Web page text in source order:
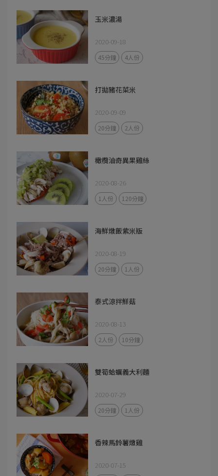
玉米濃湯
2020-09-18
45分鐘 4人份
打拋豬花菜米
2020-09-09
20分鐘 2人份
橄欖油奇異果雞絲
2020-08-26
1人份 120分鐘
海鮮燉飯紫米版
2020-08-19
20分鐘 1人份
泰式涼拌鮮菇
2020-08-13
2人份 10分鐘
雙筍蛤蠣義大利麵
2020-07-29
20分鐘 1人份
香辣馬鈴薯燉雞
2020-07-15